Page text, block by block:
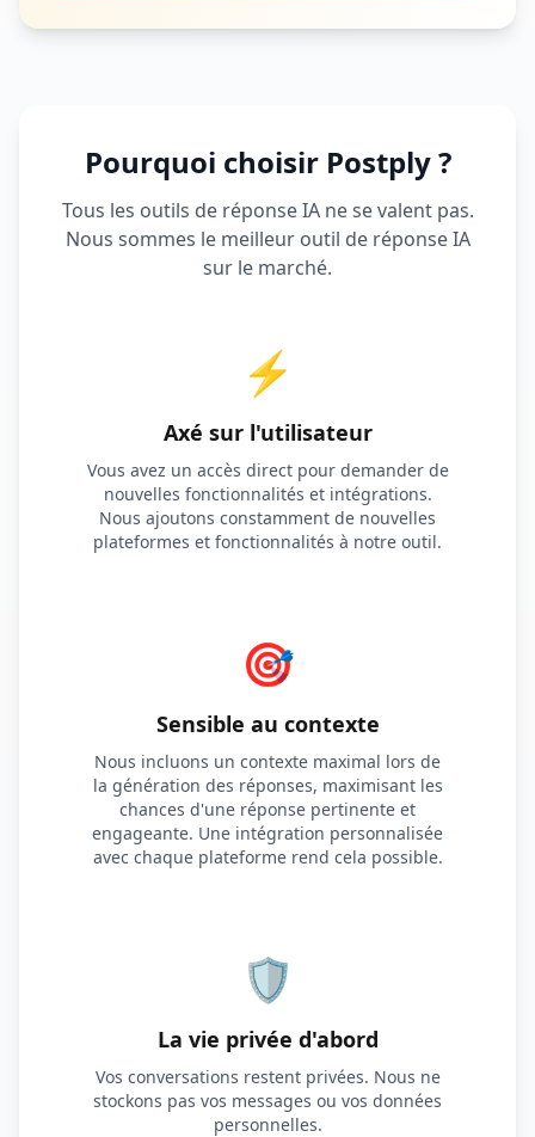
Pourquoi choisir Postply ?
Tous les outils de réponse IA ne se valent pas.
Nous sommes le meilleur outil de réponse IA
sur le marché.
⚡
Axé sur l'utilisateur
Vous avez un accès direct pour demander de
nouvelles fonctionnalités et intégrations.
Nous ajoutons constamment de nouvelles
plateformes et fonctionnalités à notre outil.
🎯
Sensible au contexte
Nous incluons un contexte maximal lors de
la génération des réponses, maximisant les
chances d'une réponse pertinente et
engageante. Une intégration personnalisée
avec chaque plateforme rend cela possible.
🛡️
La vie privée d'abord
Vos conversations restent privées. Nous ne
stockons pas vos messages ou vos données
personnelles.